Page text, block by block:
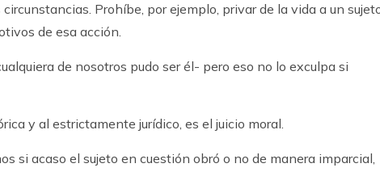
Prohíbe, por ejemplo, privar de la vida a un
de esa acción.
de nosotros pudo ser él- pero eso no lo exculpa si
y al estrictamente jurídico, es el juicio moral.
si acaso el sujeto en cuestión obró o no de manera imparcial,